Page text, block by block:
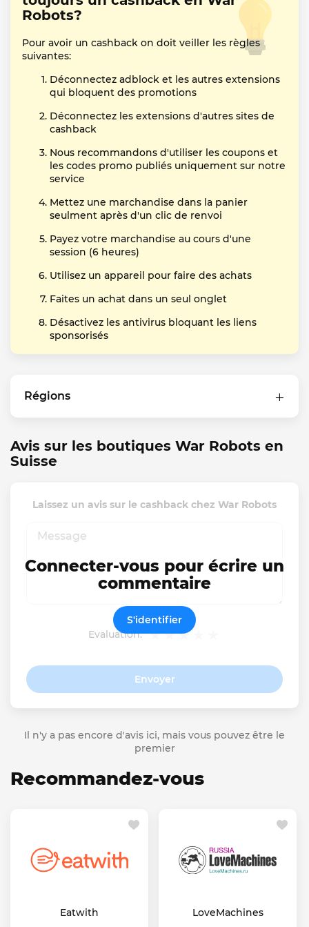
Robots?
Pour avoir un cashback on doit veiller les règles
suivantes:
Déconnectez adblock et les autres extensions
qui bloquent des promotions
Déconnectez les extensions d'autres sites de
cashback
Nous recommandons d'utiliser les coupons et
les codes promo publiés uniquement sur notre
service
Mettez une marchandise dans la panier
seulment après d'un clic de renvoi
Payez votre marchandise au cours d'une
session (6 heures)
Utilisez un appareil pour faire des achats
Faites un achat dans un seul onglet
Désactivez les antivirus bloquant les liens
sponsorisés
Régions
Avis sur les boutiques War Robots en
Suisse
Laissez un avis sur le cashback chez War Robots
Evaluation:
Envoyer
Connecter-vous pour écrire un
commentaire
S'identifier
Il n'y a pas encore d'avis ici, mais vous pouvez être le
premier
Recommandez-vous
Eatwith LoveMachines